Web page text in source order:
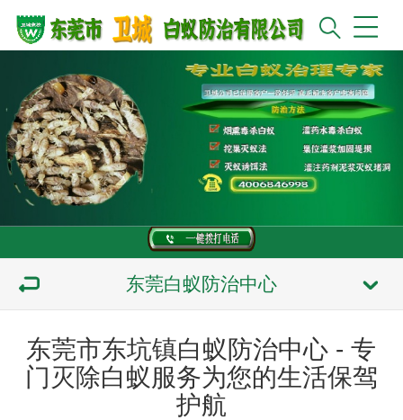
东莞白蚁防治中心
东莞市东坑镇白蚁防治中心 - 专
门灭除白蚁服务为您的生活保驾
护航